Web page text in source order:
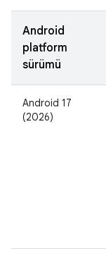
Android
platform
sürümü
Android 17
(2026)